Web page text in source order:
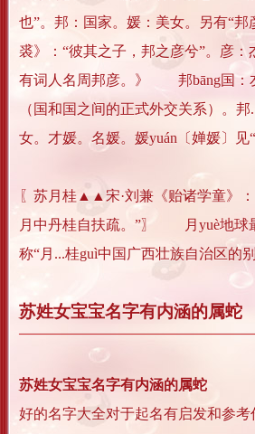
也”。邦：国家。媛：美女。另有“邦
裘》：“彼其之子，邦之彦兮”。彦：
有词人名周邦彦。》 邦bāng国：
（国和国之间的正式外交关系）。邦
女。才媛。名媛。媛yuán〔婵媛〕见
〖苏月桂▲▲宋·刘兼《贻诸学童》：
月中丹桂自扶疏。”〗 月yuè地球
称“月...桂guì中国广西壮族自治区的
苏姓女宝宝名字有内涵的属蛇
苏姓女宝宝名字有内涵的属蛇
好的名字大全对于起名有启发和参